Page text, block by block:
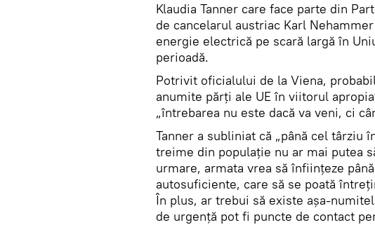
Klaudia Tanner care face parte din
de cancelarul austriac Karl
energie electrică pe scară largă în
perioadă.
Potrivit oficialului de la Viena,
anumite părți ale UE în viitorul
„întrebarea nu este dacă va veni, ci
Tanner a subliniat că „până cel târziu
treime din populație nu ar mai putea
urmare, armata vrea să înființeze
autosuficiente, care să se poată
În plus, ar trebui să existe așa-
de urgență pot fi puncte de contact